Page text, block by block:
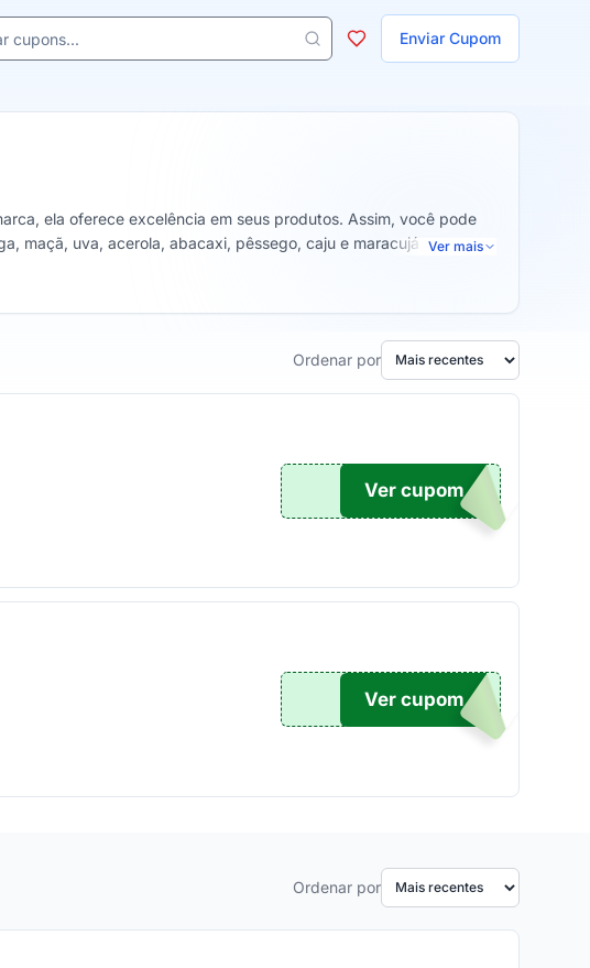
Enviar Cupom
e lojas
ela oferece excelência em seus produtos. Assim, você pode
maçã, uva, acerola, abacaxi, pêssego, caju e maracujá comVer mais
Ordenar por
NA20
Ver cupom
TE12
Ver cupom
Ordenar por